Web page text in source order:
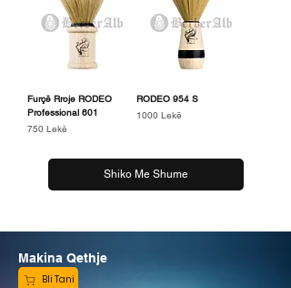
Furçë Rroje RODEO
Professional 601
Price
750 Lekë
RODEO 954 S
Price
1000 Lekë
Shiko Me Shume
Makina Qethje
Bli Tani